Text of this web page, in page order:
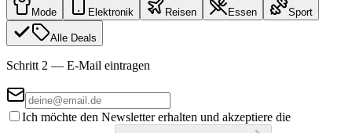
Mode Elektronik Reisen Essen Sport
Alle Deals
Schritt 2 — E-Mail eintragen
Ich möchte den Newsletter erhalten und akzeptiere die